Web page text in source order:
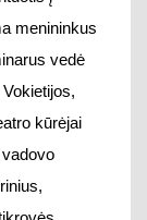
klausė
2019
„Mažieji